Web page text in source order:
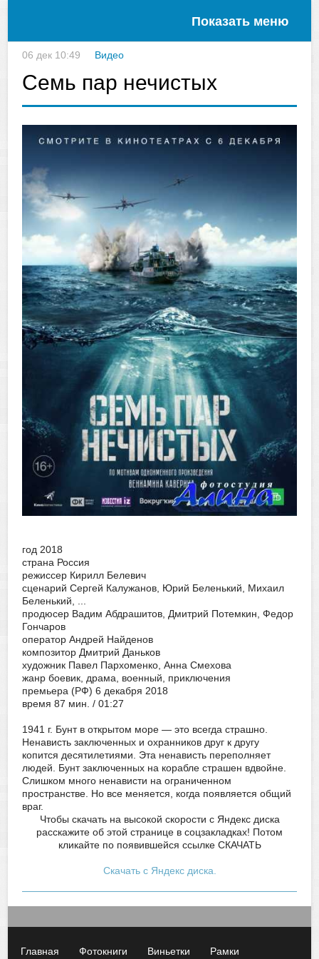
Показать меню
06 дек 10:49 Видео
Семь пар нечистых
год 2018
страна Россия
режиссер Кирилл Белевич
сценарий Сергей Калужанов, Юрий Беленький, Михаил
Беленький, ...
продюсер Вадим Абдрашитов, Дмитрий Потемкин, Федор
Гончаров
оператор Андрей Найденов
композитор Дмитрий Даньков
художник Павел Пархоменко, Анна Смехова
жанр боевик, драма, военный, приключения
премьера (РФ) 6 декабря 2018
время 87 мин. / 01:27
1941 г. Бунт в открытом море — это всегда страшно.
Ненависть заключенных и охранников друг к другу
копится десятилетиями. Эта ненависть переполняет
людей. Бунт заключенных на корабле страшен вдвойне.
Слишком много ненависти на ограниченном
пространстве. Но все меняется, когда появляется общий
враг.
Чтобы скачать на высокой скорости с Яндекс диска
расскажите об этой странице в соцзакладках! Потом
кликайте по появившейся ссылке СКАЧАТЬ
Скачать с Яндекс диска.
Главная Фотокниги Виньетки Рамки